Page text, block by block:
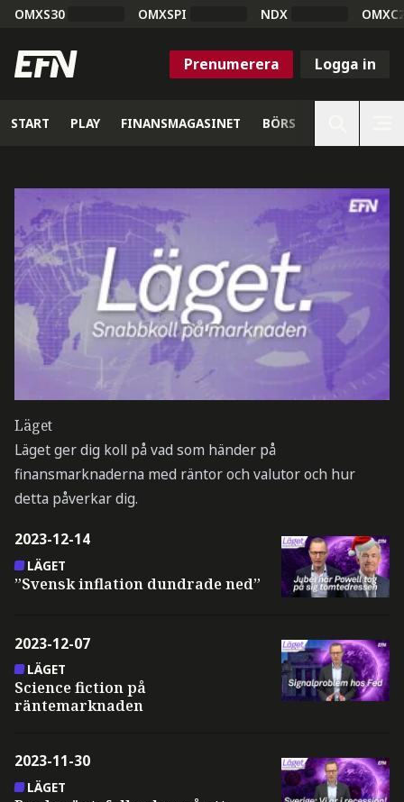
OMXS30 OMXSPI NDX
Prenumerera Logga in
START PLAY FINANSMAGASINET BÖRS
Läget
Läget ger dig koll på vad som händer på
finansmarknaderna med räntor och valutor och hur
detta påverkar dig.
2023-12-14
LÄGET
”Svensk inflation dundrade ned”
2023-12-07
LÄGET
Science fiction på
räntemarknaden
2023-11-30
LÄGET